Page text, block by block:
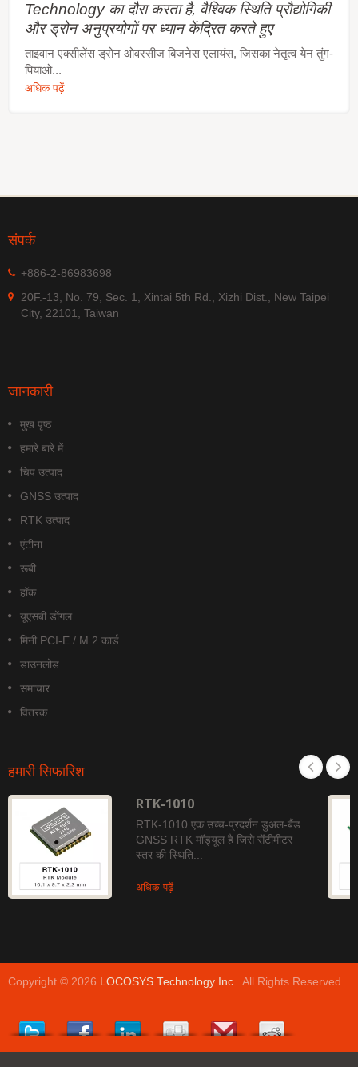
Technology का दौरा करता है, वैश्विक स्थिति प्रौद्योगिकी
और ड्रोन अनुप्रयोगों पर ध्यान केंद्रित करते हुए
ताइवान एक्सीलेंस ड्रोन ओवरसीज बिजनेस एलायंस, जिसका नेतृत्व येन तुंग-
पियाओ...
अधिक पढ़ें
संपर्क
+886-2-86983698
20F.-13, No. 79, Sec. 1, Xintai 5th Rd., Xizhi Dist., New Taipei
City, 22101, Taiwan
जानकारी
मुख पृष्ठ
हमारे बारे में
चिप उत्पाद
GNSS उत्पाद
RTK उत्पाद
एंटीना
रूबी
हॉक
यूएसबी डोंगल
मिनी PCI-E / M.2 कार्ड
डाउनलोड
समाचार
वितरक
हमारी सिफारिश
RTK-1010
RTK-1010 एक उच्च-प्रदर्शन डुअल-बैंड
GNSS RTK मॉड्यूल है जिसे सेंटीमीटर
स्तर की स्थिति...
अधिक पढ़ें
Copyright © 2026 LOCOSYS Technology Inc.. All Rights Reserved.